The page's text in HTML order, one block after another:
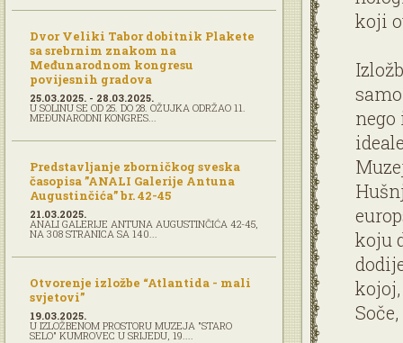
Dvor Veliki Tabor dobitnik Plakete
sa srebrnim znakom na
Međunarodnom kongresu
povijesnih gradova
25.03.2025. - 28.03.2025.
U SOLINU SE OD 25. DO 28. OŽUJKA ODRŽAO 11.
MEĐUNARODNI KONGRES...
Predstavljanje zborničkog sveska
časopisa ”ANALI Galerije Antuna
Augustinčića” br. 42-45
21.03.2025.
ANALI GALERIJE ANTUNA AUGUSTINČIĆA 42-45,
NA 308 STRANICA SA 140...
Otvorenje izložbe “Atlantida - mali
svjetovi”
19.03.2025.
U IZLOŽBENOM PROSTORU MUZEJA "STARO
SELO" KUMROVEC U SRIJEDU, 19....
koji
koju